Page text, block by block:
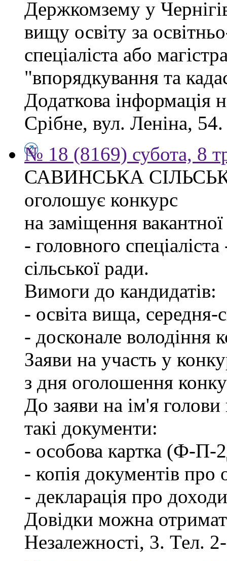
Держкомзему у
вищу освіту за
спеціаліста або
"впорядкування та
Додаткова інформація
Срібне, вул. Леніна,
№ 18 (8169) субота, 8
САВИНСЬКА
оголошує конкурс
на заміщення
- головного
сільської ради.
Вимоги до кандидатів:
- освіта вища, середня-
- досконале
Заяви на участь у
з дня оголошення
До заяви на ім'я голови
такі документи:
- особова картка (Ф-
- копія документів про
- декларація про
Довідки можна
Незалежності, 3. Тел.